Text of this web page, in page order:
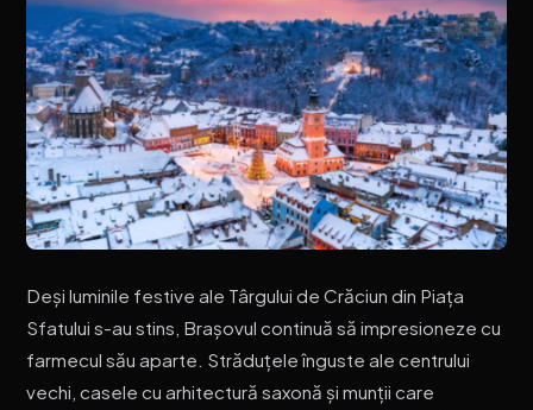
Deși luminile festive ale Târgului de Crăciun din Piața
Sfatului s-au stins, Brașovul continuă să impresioneze cu
farmecul său aparte. Străduțele înguste ale centrului
vechi, casele cu arhitectură saxonă și munții care